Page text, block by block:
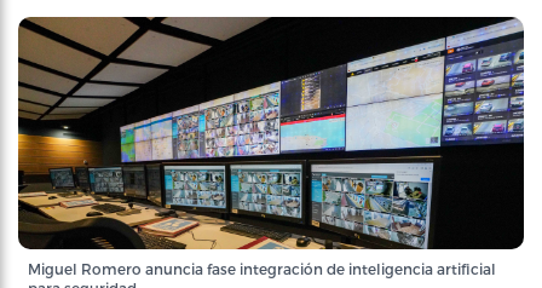
Miguel Romero anuncia fase integración de inteligencia artificial